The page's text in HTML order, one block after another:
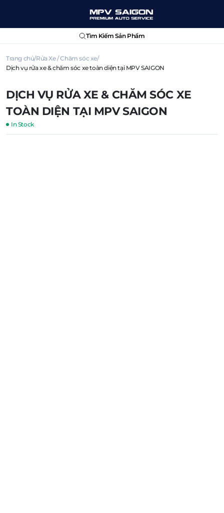
Tìm Kiếm Sản Phẩm
Trang chủ Rửa Xe / Chăm sóc xe
Dịch vụ rửa xe & chăm sóc xe toàn diện tại MPV SAIGON
DỊCH VỤ RỬA XE & CHĂM SÓC XE
TOÀN DIỆN TẠI MPV SAIGON
In Stock